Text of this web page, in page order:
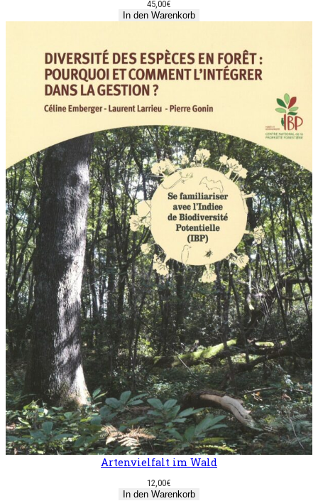
45,00€
In den Warenkorb
Artenvielfalt im Wald
12,00€
In den Warenkorb